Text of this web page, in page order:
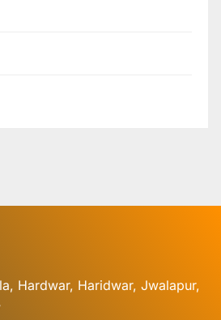
Hardwar, Haridwar, Jwalapur,